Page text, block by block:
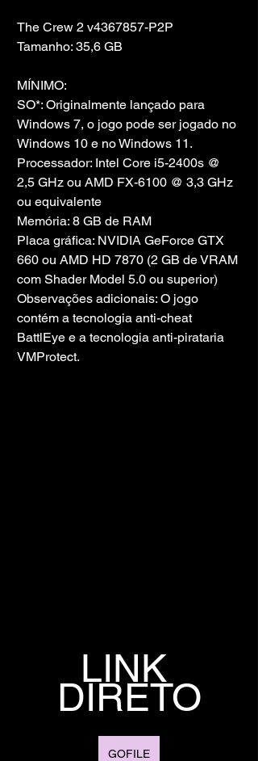
The Crew 2 v4367857-P2P
Tamanho: 35,6 GB
MÍNIMO:
SO*: Originalmente lançado para
Windows 7, o jogo pode ser jogado no
Windows 10 e no Windows 11.
Processador: Intel Core i5-2400s @
2,5 GHz ou AMD FX-6100 @ 3,3 GHz
ou equivalente
Memória: 8 GB de RAM
Placa gráfica: NVIDIA GeForce GTX
660 ou AMD HD 7870 (2 GB de VRAM
com Shader Model 5.0 ou superior)
Observações adicionais: O jogo
contém a tecnologia anti-cheat
BattlEye e a tecnologia anti-pirataria
VMProtect.
LINK
DIRETO
GOFILE